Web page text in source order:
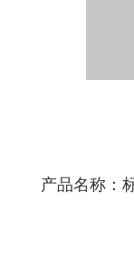
产品名称：